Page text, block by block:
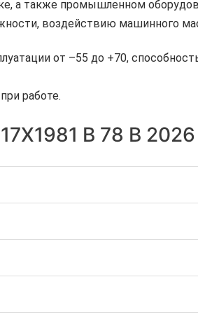
а также промышленном
воздействию машинного
от –55 до +70,
работе.
B 78 В 2026